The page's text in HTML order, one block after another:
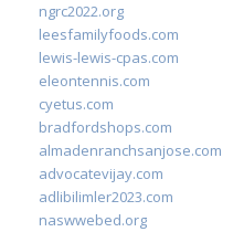
ngrc2022.org
leesfamilyfoods.com
lewis-lewis-cpas.com
eleontennis.com
cyetus.com
bradfordshops.com
almadenranchsanjose.com
advocatevijay.com
adlibilimler2023.com
naswwebed.org